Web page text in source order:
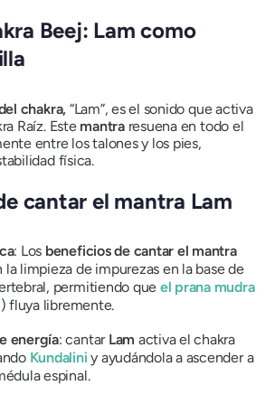
Beej: Lam como
chakra, “Lam”, es el sonido que activa
Raíz. Este mantraresuena en todo el
entre los talones y los pies,
física.
cantar el mantra Lam
: Los beneficios de cantar el mantra
la limpieza de impurezas en la base de
permitiendo que el prana mudra
fluya libremente.
energía: cantar Lam activa el chakra
Kundalini y ayudándola a ascender a
espinal.